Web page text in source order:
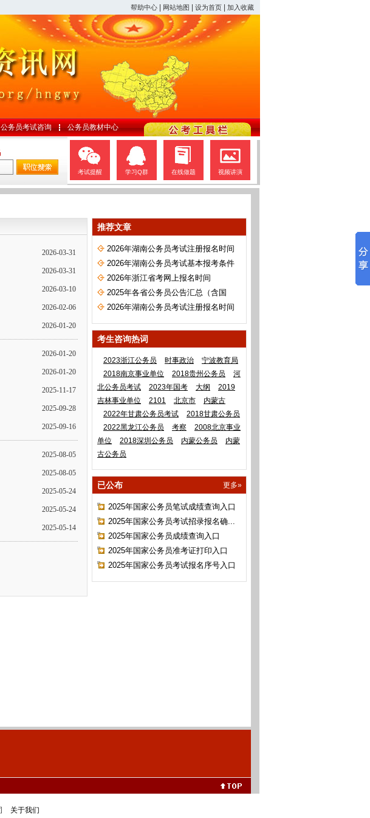
帮助中心 网站地图 设为首页 加入收藏
公务员考试咨询 公务员教材中心
考试提醒 学习Q群 在线做题 视频讲演
2026-03-31
2026-03-31
2026-03-10
2026-02-06
2026-01-20
2026-01-20
2026-01-20
2025-11-17
2025-09-28
2025-09-16
2025-08-05
2025-08-05
2025-05-24
2025-05-24
2025-05-14
推荐文章
2026年湖南公务员考试注册报名时间
2026年湖南公务员考试基本报考条件
2026年浙江省考网上报名时间
2025年各省公务员公告汇总（含国
考）
2026年湖南公务员考试注册报名时间
考生咨询热词
2023浙江公务员 时事政治
宁波教育局
2018南京事业单位
2018贵州公务员
河
北公务员考试
2023年国考 大纲
2019
吉林事业单位
2101 北京市
内蒙古
2022年甘肃公务员考试
2018甘肃公务员
2022黑龙江公务员
考察
2008北京事业
单位
2018深圳公务员 内蒙公务员
内蒙
古公务员
已公布 更多»
2025年国家公务员笔试成绩查询入口
2025年国家公务员考试招录报名确...
2025年国家公务员成绩查询入口
2025年国家公务员准考证打印入口
2025年国家公务员考试报名序号入口
关于我们